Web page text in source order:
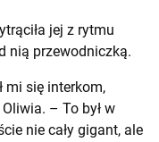
jej z rytmu
nią przewodniczką.
mi się interkom,
– To był w
nie cały gigant, ale